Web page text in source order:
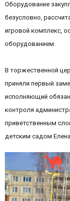
Оборудование
безусловно,
игровой комплекс,
оборудованием.
В торжественной
приняли первый
исполняющий
контроля
приветственным
детским садом